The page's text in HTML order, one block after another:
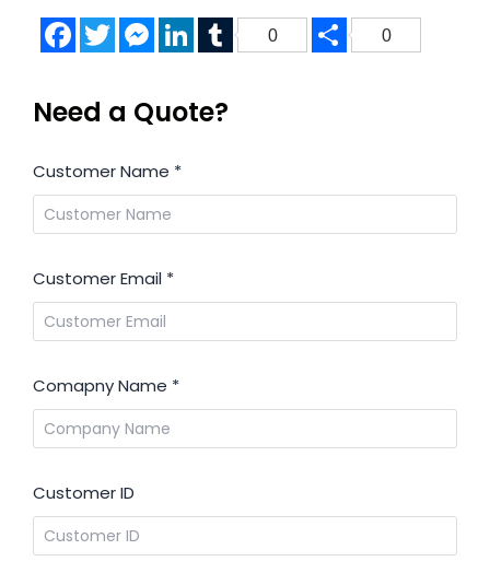
FacebookTwitterMessenger
LinkedInTumblr
0 Share
0
Need a Quote?
Customer Name *
Customer Email *
Comapny Name *
Customer ID